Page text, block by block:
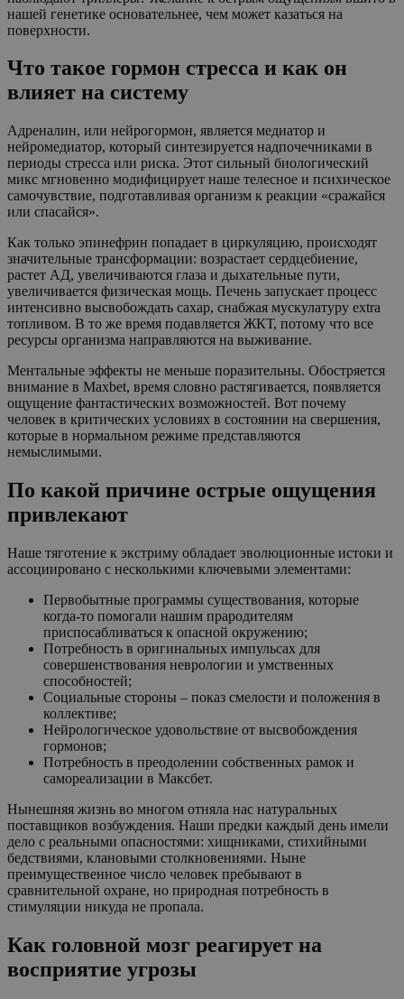
нашей генетике основательнее, чем может казаться на
поверхности.
Что такое гормон стресса и как он
влияет на систему
Адреналин, или нейрогормон, является медиатор и
нейромедиатор, который синтезируется надпочечниками в
периоды стресса или риска. Этот сильный биологический
микс мгновенно модифицирует наше телесное и психическое
самочувствие, подготавливая организм к реакции «сражайся
или спасайся».
Как только эпинефрин попадает в циркуляцию, происходят
значительные трансформации: возрастает сердцебиение,
растет АД, увеличиваются глаза и дыхательные пути,
увеличивается физическая мощь. Печень запускает процесс
интенсивно высвобождать сахар, снабжая мускулатуру extra
топливом. В то же время подавляется ЖКТ, потому что все
ресурсы организма направляются на выживание.
Ментальные эффекты не меньше поразительны. Обостряется
внимание в Maxbet, время словно растягивается, появляется
ощущение фантастических возможностей. Вот почему
человек в критических условиях в состоянии на свершения,
которые в нормальном режиме представляются
немыслимыми.
По какой причине острые ощущения
привлекают
Наше тяготение к экстриму обладает эволюционные истоки и
ассоциировано с несколькими ключевыми элементами:
Первобытные программы существования, которые
когда-то помогали нашим прародителям
приспосабливаться к опасной окружению;
Потребность в оригинальных импульсах для
совершенствования неврологии и умственных
способностей;
Социальные стороны – показ смелости и положения в
коллективе;
Нейрологическое удовольствие от высвобождения
гормонов;
Потребность в преодолении собственных рамок и
самореализации в Максбет.
Нынешняя жизнь во многом отняла нас натуральных
поставщиков возбуждения. Наши предки каждый день имели
дело с реальными опасностями: хищниками, стихийными
бедствиями, клановыми столкновениями. Ныне
преимущественное число человек пребывают в
сравнительной охране, но природная потребность в
стимуляции никуда не пропала.
Как головной мозг реагирует на
восприятие угрозы